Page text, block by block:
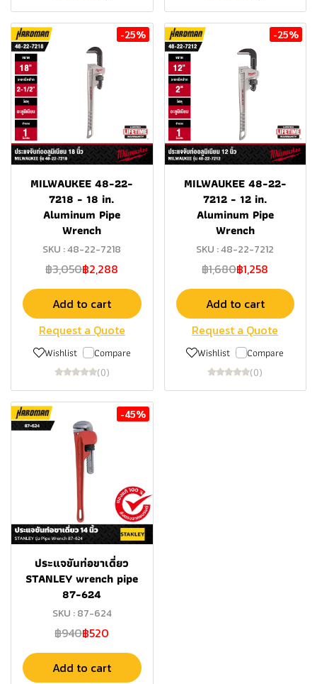
-25%
MILWAUKEE 48-22-
7218 - 18 in.
Aluminum Pipe
Wrench
SKU : 48-22-7218
฿3,050฿2,288
Add to cart
Request a Quote
Wishlist Compare
(0)
-25%
MILWAUKEE 48-22-
7212 - 12 in.
Aluminum Pipe
Wrench
SKU : 48-22-7212
฿1,680฿1,258
Add to cart
Request a Quote
Wishlist Compare
(0)
-45%
ประแจขันท่อขาเดี่ยว
STANLEY wrench pipe
87-624
SKU : 87-624
฿940฿520
Add to cart